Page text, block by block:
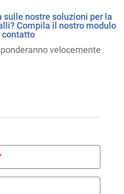
sulle nostre soluzioni per la
Compila il nostro modulo
contatto
velocemente